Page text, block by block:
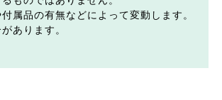
属品の有無などによって変動します。
あります。